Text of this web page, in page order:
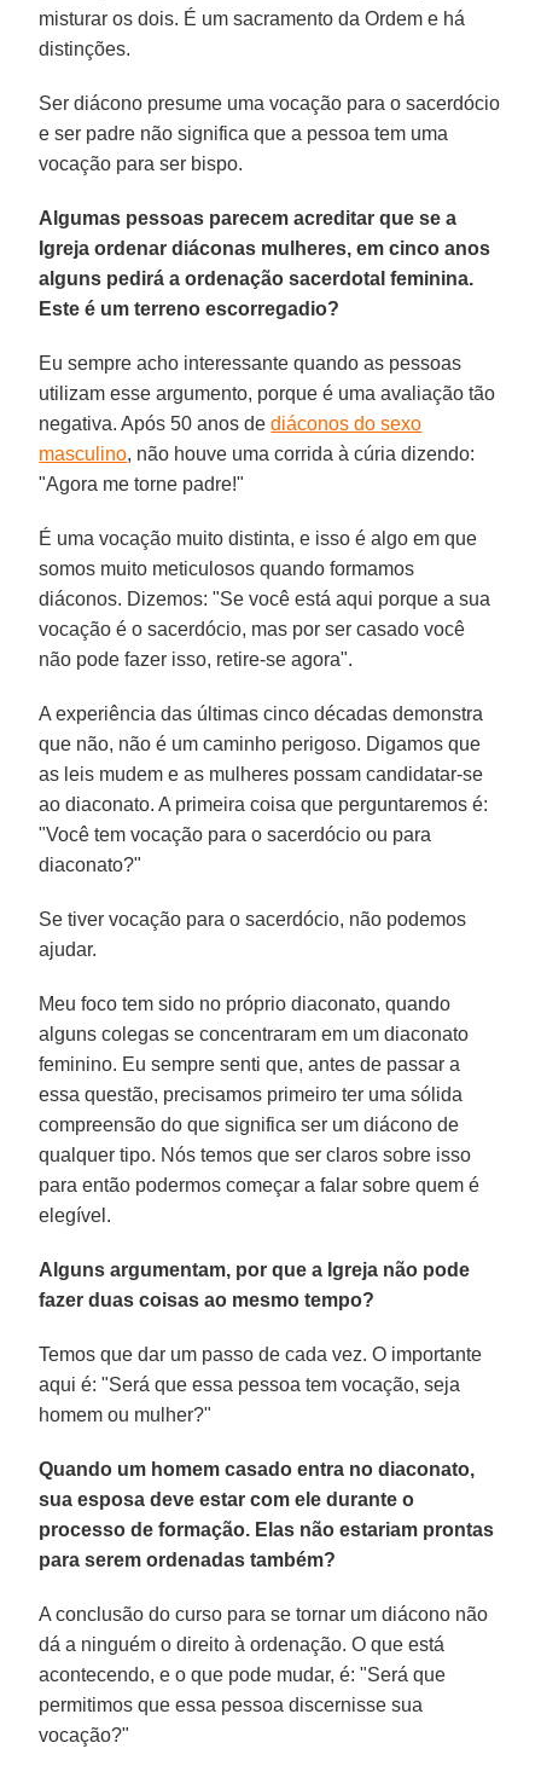
misturar os dois. É um sacramento da Ordem e há
distinções.
Ser diácono presume uma vocação para o sacerdócio
e ser padre não significa que a pessoa tem uma
vocação para ser bispo.
Algumas pessoas parecem acreditar que se a
Igreja ordenar diáconas mulheres, em cinco anos
alguns pedirá a ordenação sacerdotal feminina.
Este é um terreno escorregadio?
Eu sempre acho interessante quando as pessoas
utilizam esse argumento, porque é uma avaliação tão
negativa. Após 50 anos dediáconos do sexo
masculino, não houve uma corrida à cúria dizendo:
"Agora me torne padre!"
É uma vocação muito distinta, e isso é algo em que
somos muito meticulosos quando formamos
diáconos. Dizemos: "Se você está aqui porque a sua
vocação é o sacerdócio, mas por ser casado você
não pode fazer isso, retire-se agora".
A experiência das últimas cinco décadas demonstra
que não, não é um caminho perigoso. Digamos que
as leis mudem e as mulheres possam candidatar-se
ao diaconato. A primeira coisa que perguntaremos é:
"Você tem vocação para o sacerdócio ou para
diaconato?"
Se tiver vocação para o sacerdócio, não podemos
ajudar.
Meu foco tem sido no próprio diaconato, quando
alguns colegas se concentraram em um diaconato
feminino. Eu sempre senti que, antes de passar a
essa questão, precisamos primeiro ter uma sólida
compreensão do que significa ser um diácono de
qualquer tipo. Nós temos que ser claros sobre isso
para então podermos começar a falar sobre quem é
elegível.
Alguns argumentam, por que a Igreja não pode
fazer duas coisas ao mesmo tempo?
Temos que dar um passo de cada vez. O importante
aqui é: "Será que essa pessoa tem vocação, seja
homem ou mulher?"
Quando um homem casado entra no diaconato,
sua esposa deve estar com ele durante o
processo de formação. Elas não estariam prontas
para serem ordenadas também?
A conclusão do curso para se tornar um diácono não
dá a ninguém o direito à ordenação. O que está
acontecendo, e o que pode mudar, é: "Será que
permitimos que essa pessoa discernisse sua
vocação?"